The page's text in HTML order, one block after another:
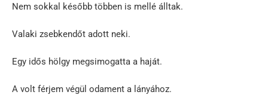
Nem sokkal később többen is mellé álltak.
Valaki zsebkendőt adott neki.
Egy idős hölgy megsimogatta a haját.
A volt férjem végül odament a lányához.